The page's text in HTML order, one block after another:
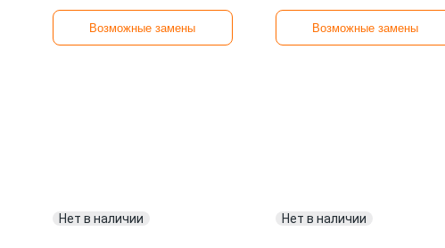
Возможные замены Возможные замены
Нет в наличии Нет в наличии